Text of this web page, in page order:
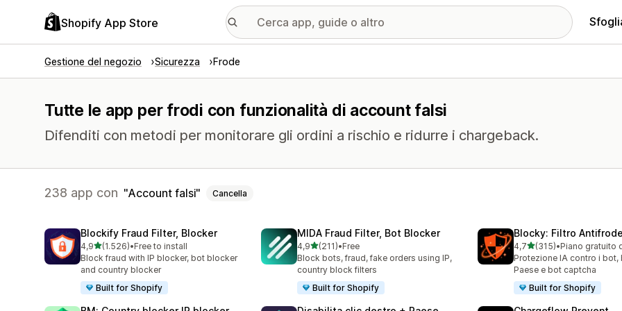
Shopify App Store
Gestione del negozio Sicurezza Frode
Tutte le app per frodi con funzionalità di account falsi
Difenditi con metodi per monitorare gli ordini a rischio e ridurre i chargeback.
238 app con Account falsi Cancella
Blockify Fraud Filter, Blocker
4,9stelle su 5
(1.526)
1526 recensioni totali
•Free to install
Block fraud with IP blocker, bot blocker
and country blocker
Built for Shopify
MIDA Fraud Filter, Bot Blocker
4,9stelle su 5
(211)
211 recensioni totali
•Free
Block bots, fraud, fake orders using IP,
country block filters
Built for Shopify
Blocky: Filtro
4,7stelle su 5
(315)
315 recensioni totali
•Piano gratuito
Protezione IA contro i bot,
Paese e bot captcha
Built for Shopify